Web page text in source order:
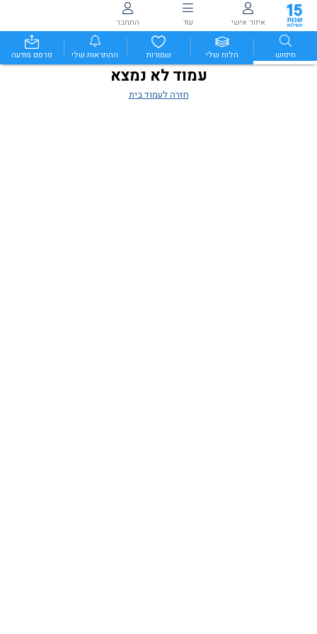
איזור אישי עוד התחבר
חיפוש הלוח שלי שמורות ההתראות שלי פרסם מודעה
עמוד לא נמצא
חזרה לעמוד בית